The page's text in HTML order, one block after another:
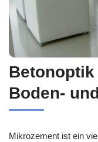
Boden-
Mikrozement ist ein